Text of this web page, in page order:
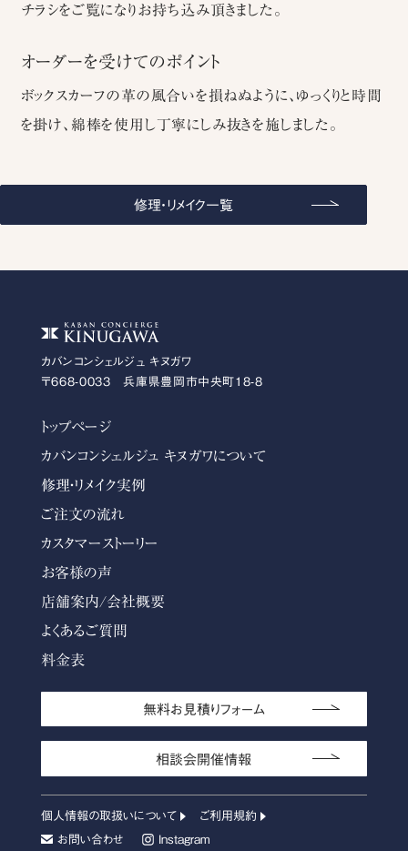
チラシをご覧になりお持ち込み頂きました。
オーダーを受けてのポイント
ボックスカーフの革の風合いを損ねぬように、ゆっくりと時間
を掛け、綿棒を使用し丁寧にしみ抜きを施しました。
修理・リメイク一覧
カバンコンシェルジュ キヌガワ
〒668-0033 兵庫県豊岡市中央町18-8
トップページ
カバンコンシェルジュ キヌガワについて
修理・リメイク実例
ご注文の流れ
カスタマーストーリー
お客様の声
店舗案内/会社概要
よくあるご質問
料金表
無料お見積りフォーム
相談会開催情報
個人情報の取扱いについて
ご利用規約
お問い合わせ
Instagram